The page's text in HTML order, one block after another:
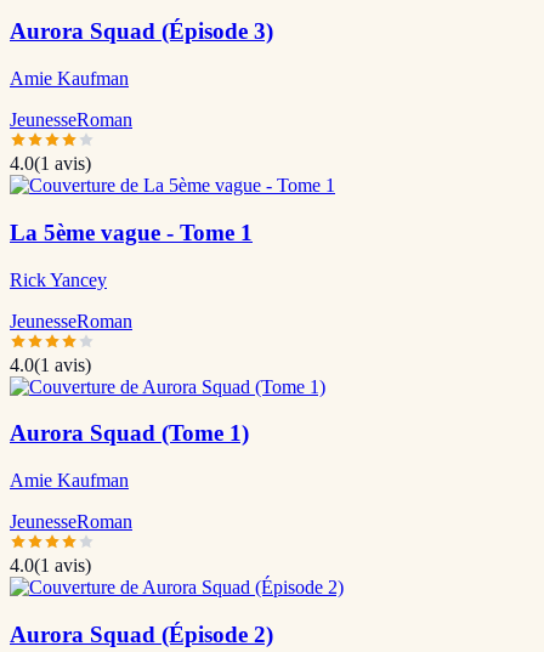
Aurora Squad (Épisode 3)
Amie Kaufman
JeunesseRoman
4.0(1 avis)
La 5ème vague - Tome 1
Rick Yancey
JeunesseRoman
4.0(1 avis)
Aurora Squad (Tome 1)
Amie Kaufman
JeunesseRoman
4.0(1 avis)
Aurora Squad (Épisode 2)